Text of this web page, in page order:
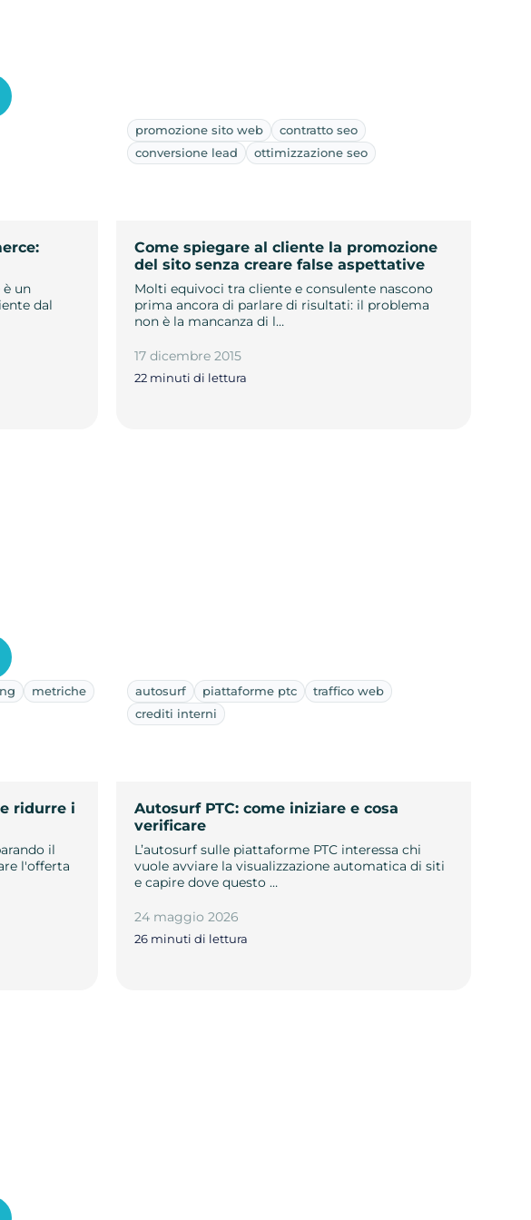
un
dal
promozione sito web
contratto seo
conversione lead
ottimizzazione seo
Come spiegare al cliente la promozione
del sito senza creare false aspettative
Molti equivoci tra cliente e consulente nascono
prima ancora di parlare di risultati: il problema
non è la mancanza di l…
17 dicembre 2015
22 minuti di lettura
metriche
ridurre i
il
l'offerta
autosurf piattaforme ptc
traffico web
crediti interni
Autosurf PTC: come iniziare e cosa
verificare
L’autosurf sulle piattaforme PTC interessa chi
vuole avviare la visualizzazione automatica di siti
e capire dove questo …
24 maggio 2026
26 minuti di lettura